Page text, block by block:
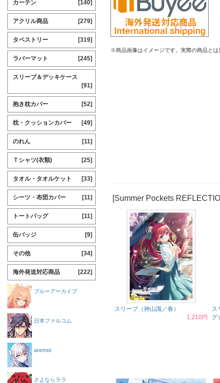
※商品画像はイメージです。実際の商品と
[Summer Pockets
スリーブ（神山識／春）
1,210円
ス
グ
カーテン [140]
アクリル商品 [279]
タペストリー [319]
ラバーマット [245]
スリーブ＆デッキケース
[91]
抱き枕カバー [52]
枕・クッションカバー [49]
のれん [11]
Ｔシャツ(衣類) [25]
タオル・タオルケット [33]
シーツ・布団カバー [11]
トートバッグ [11]
缶バッジ [9]
その他 [34]
海外発送対応商品 [222]
ブルーアーカイブ
日本ファルコム
anemoi
さよならララ